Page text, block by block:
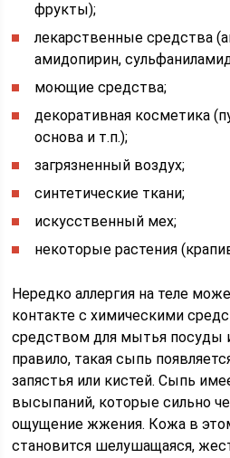
фрукты);
лекарственные средства
амидопирин,
моющие средства;
декоративная косметика
основа и т.п.);
загрязненный воздух;
синтетические ткани;
искусственный мех;
некоторые растения
Нередко аллергия на теле
контакте с химическими
средством для мытья посуды
правило, такая сыпь
запястья или кистей. Сыпь
высыпаний, которые сильно
ощущение жжения. Кожа в
становится шелушащаяся,